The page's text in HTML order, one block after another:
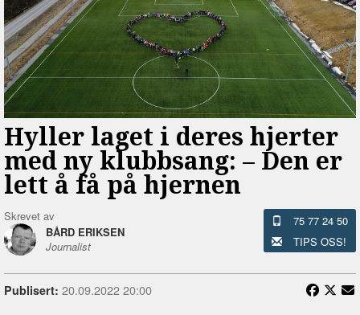
Hyller laget i deres hjerter
med ny klubbsang: –⁠ Den er
lett å få på hjernen
Skrevet av
BÅRD ERIKSEN
Journalist
75 77 24 50
TIPS OSS!
Publisert: 20.09.2022 20:00